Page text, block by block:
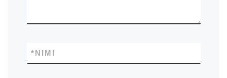
NIMI
*